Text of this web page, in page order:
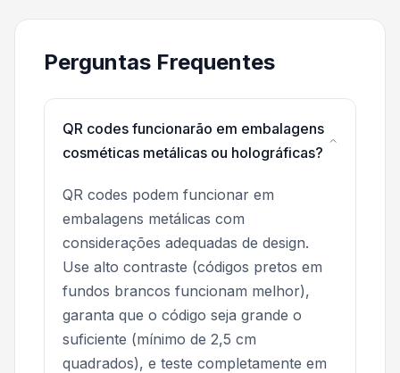
Perguntas Frequentes
QR codes funcionarão em embalagens
cosméticas metálicas ou holográficas?
QR codes podem funcionar em
embalagens metálicas com
considerações adequadas de design.
Use alto contraste (códigos pretos em
fundos brancos funcionam melhor),
garanta que o código seja grande o
suficiente (mínimo de 2,5 cm
quadrados), e teste completamente em